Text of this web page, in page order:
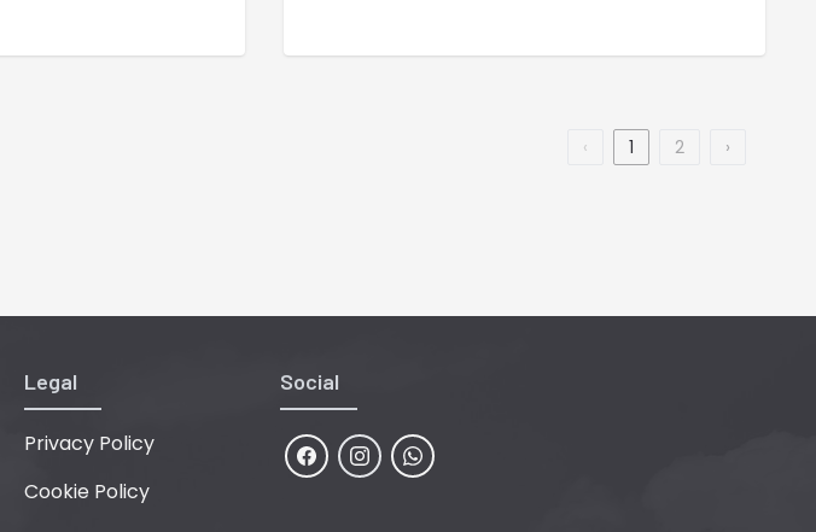
‹ 1 2 ›
Legal
Privacy Policy
Cookie Policy
Social